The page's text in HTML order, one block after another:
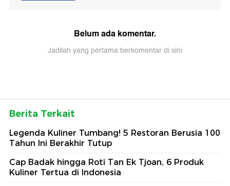
Belum ada komentar.
Jadilah yang pertama berkomentar di sini
Berita Terkait
Legenda Kuliner Tumbang! 5 Restoran Berusia 100
Tahun Ini Berakhir Tutup
Cap Badak hingga Roti Tan Ek Tjoan, 6 Produk
Kuliner Tertua di Indonesia